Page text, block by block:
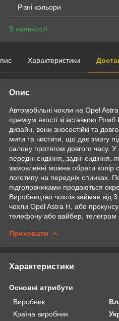
Різні кольори
В наявності
Характеристики
Опис
Автомобільні чохли на Opel
преміум якості зі вставкою
дизайн, вони зносостійкі та
мити та чистити, що дає змогу
салону протягом довгого часу.
передні сидіння, задні сидіння,
замовленні можна обрати колір
логотипу на передніх спинках.
підголовниками продаються
Виробництво чохлів займає від
чохли Opel Astra H, або
телефону або вайбер,
Приховати
Характеристики
Основні атрибути
Виробник
Країна виробник